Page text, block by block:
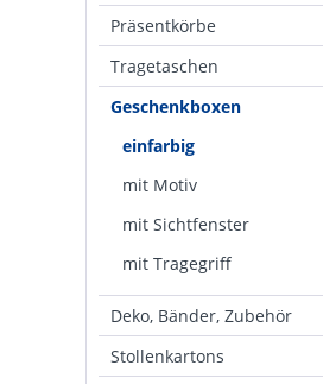
Präsentkörbe
Tragetaschen
Geschenkboxen
einfarbig
mit Motiv
mit Sichtfenster
mit Tragegriff
Deko, Bänder, Zubehör
Stollenkartons